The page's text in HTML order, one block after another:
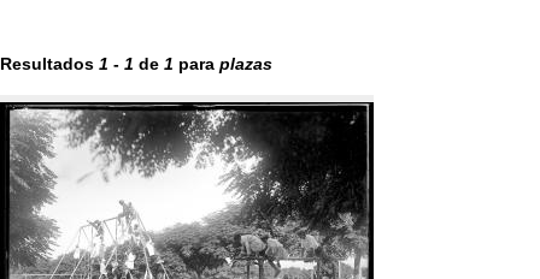
Resultados 1 - 1 de 1 para plazas